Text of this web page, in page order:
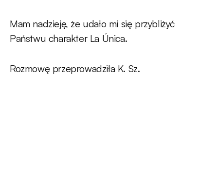
Mam nadzieję, że udało mi się przybliżyć
Państwu charakter La Única.
Rozmowę przeprowadziła K. Sz.